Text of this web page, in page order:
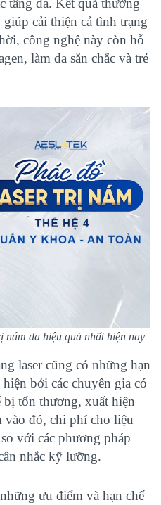
tầng da. Kết quả thường
cải thiện cả tình trạng
công nghệ này còn hỗ
làm da săn chắc và trẻ
nám da hiệu quả nhất hiện nay
laser cũng có những hạn
bởi các chuyên gia có
tổn thương, xuất hiện
vào đó, chi phí cho liệu
với các phương pháp
nhắc kỹ lưỡng.
ưu điểm và hạn chế